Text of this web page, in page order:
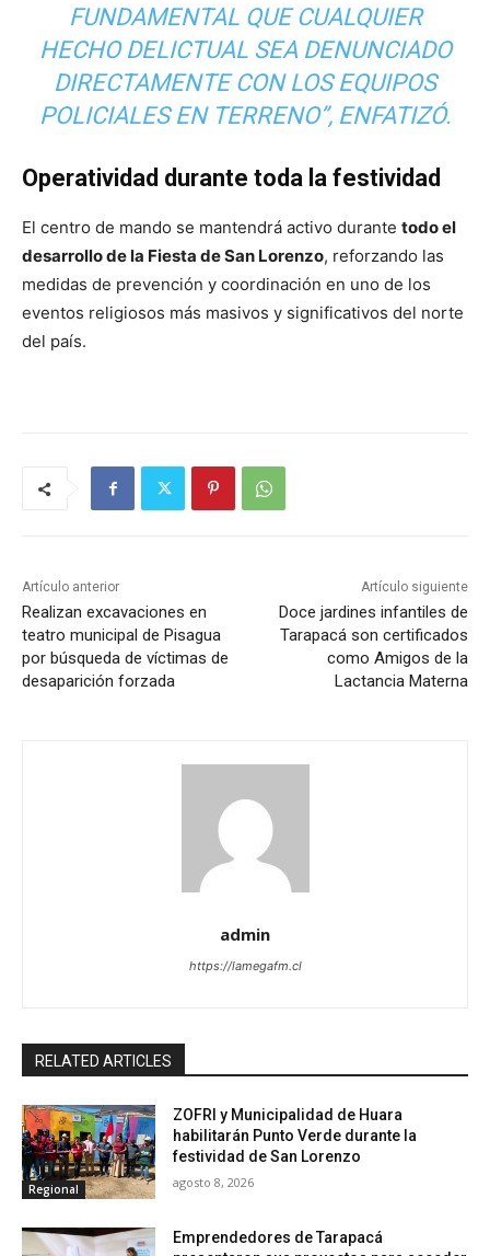
FUNDAMENTAL QUE CUALQUIER
HECHO DELICTUAL SEA DENUNCIADO
DIRECTAMENTE CON LOS EQUIPOS
POLICIALES EN TERRENO”, ENFATIZÓ.
Operatividad durante toda la festividad
El centro de mando se mantendrá activo durante todo el
desarrollo de la Fiesta de San Lorenzo, reforzando las
medidas de prevención y coordinación en uno de los
eventos religiosos más masivos y significativos del norte
del país.
Artículo anterior
Realizan excavaciones en
teatro municipal de Pisagua
por búsqueda de víctimas de
desaparición forzada
Artículo siguiente
Doce jardines infantiles de
Tarapacá son certificados
como Amigos de la
Lactancia Materna
admin
https://lamegafm.cl
RELATED ARTICLES
Regional
ZOFRI y Municipalidad de Huara
habilitarán Punto Verde durante la
festividad de San Lorenzo
agosto 8, 2026
Emprendedores de Tarapacá